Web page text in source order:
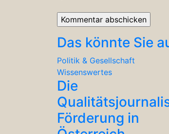
Das könnte Sie
Politik & Gesellschaft
Wissenswertes
Die
Förderung in